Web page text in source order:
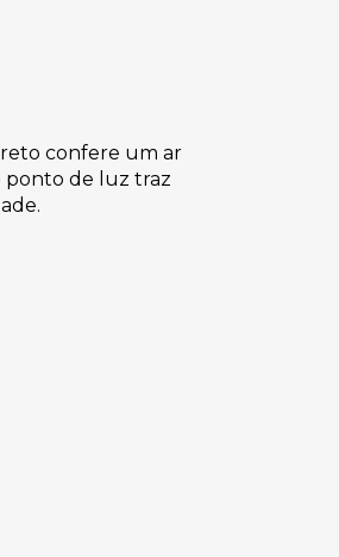
confere um ar
ponto de luz traz